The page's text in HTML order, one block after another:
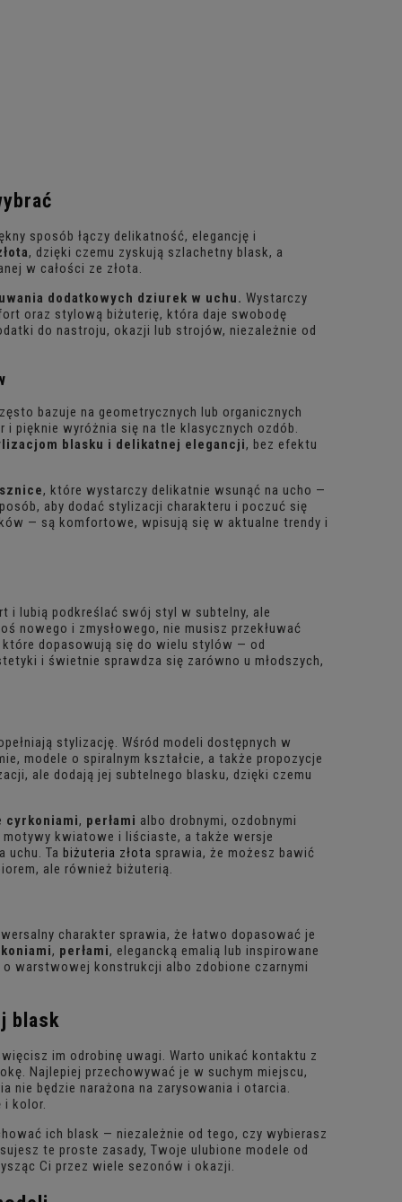
sposób łączy delikatność, elegancję i
, dzięki czemu zyskują szlachetny blask, a
w całości ze złota.
dodatkowych dziurek w uchu. Wystarczy
oraz stylową biżuterię, która daje swobodę
do nastroju, okazji lub strojów, niezależnie od
bazuje na geometrycznych lub organicznych
pięknie wyróżnia się na tle klasycznych ozdób.
blasku i delikatnej elegancji, bez efektu
, które wystarczy delikatnie wsunąć na ucho —
aby dodać stylizacji charakteru i poczuć się
— są komfortowe, wpisują się w aktualne trendy i
lubią podkreślać swój styl w subtelny, ale
nowego i zmysłowego, nie musisz przekłuwać
które dopasowują się do wielu stylów — od
i świetnie sprawdza się zarówno u młodszych,
stylizację. Wśród modeli dostępnych w
modele o spiralnym kształcie, a także propozycje
ale dodają jej subtelnego blasku, dzięki czemu
cyrkoniami, perłami albo drobnymi, ozdobnymi
motywy kwiatowe i liściaste, a także wersje
uchu. Ta biżuteria złota sprawia, że możesz bawić
ale również biżuterią.
charakter sprawia, że łatwo dopasować je
, perłami, elegancką emalią lub inspirowane
warstwowej konstrukcji albo zdobione czarnymi
blask
im odrobinę uwagi. Warto unikać kontaktu z
Najlepiej przechowywać je w suchym miejscu,
nie będzie narażona na zarysowania i otarcia.
i kolor.
ich blask — niezależnie od tego, czy wybierasz
te proste zasady, Twoje ulubione modele od
Ci przez wiele sezonów i okazji.